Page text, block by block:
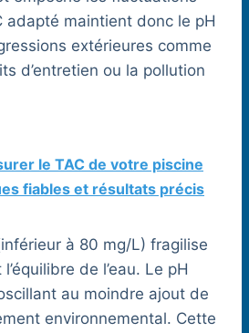
adapté maintient donc le pH
extérieures comme
d’entretien ou la pollution
le TAC de votre piscine
fiables et résultats précis
à 80 mg/L) fragilise
de l’eau. Le pH
au moindre ajout de
environnemental. Cette